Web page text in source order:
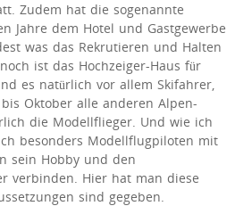
Zudem hat die sogenannte
Jahre dem Hotel und Gastgewerbe
was das Rekrutieren und Halten
ist das Hochzeiger-Haus für
es natürlich vor allem Skifahrer,
Oktober alle anderen Alpen-
die Modellflieger. Und wie ich
besonders Modellflugpiloten mit
sein Hobby und den
verbinden. Hier hat man diese
sind gegeben.